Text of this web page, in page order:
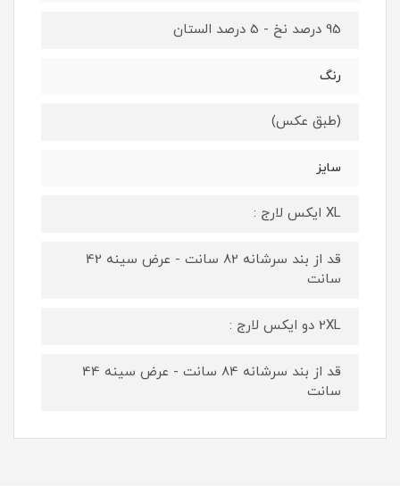
95 درصد نخ - 5 درصد الستان
رنگ
(طبق عکس)
سایز
XL ایکس لارج :
قد از بند سرشانه 82 سانت - عرض سینه 42
سانت
2XL دو ایکس لارج :
قد از بند سرشانه 84 سانت - عرض سینه 44
سانت